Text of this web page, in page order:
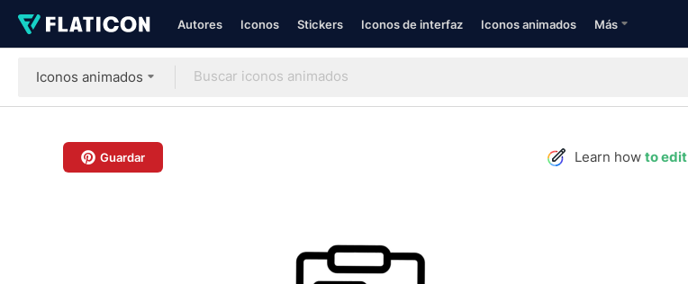
Autores Iconos Stickers Iconos de interfaz Iconos animados Más
Iconos animados
Guardar Learn how to edit